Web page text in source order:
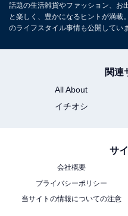
話題の生活雑貨やファッション、お
と楽しく、豊かになるヒントが満載
のライフスタイル事情も公開してい
関連
All About
イチオシ
サ
会社概要
プライバシーポリシー
当サイトの情報についての注意